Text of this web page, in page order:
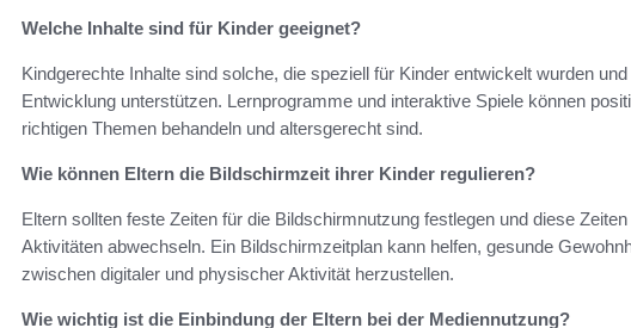
Welche Inhalte sind für Kinder geeignet?
Kindgerechte Inhalte sind solche, die speziell für Kinder entwickelt wurden
Entwicklung unterstützen. Lernprogramme und interaktive Spiele können
richtigen Themen behandeln und altersgerecht sind.
Wie können Eltern die Bildschirmzeit ihrer Kinder regulieren?
Eltern sollten feste Zeiten für die Bildschirmnutzung festlegen und diese
Aktivitäten abwechseln. Ein Bildschirmzeitplan kann helfen, gesunde
zwischen digitaler und physischer Aktivität herzustellen.
Wie wichtig ist die Einbindung der Eltern bei der Mediennutzung?